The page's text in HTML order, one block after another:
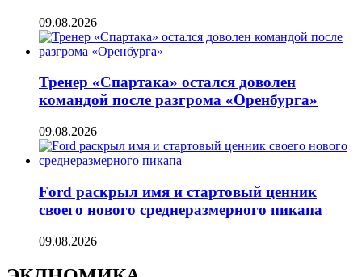
09.08.2026
Тренер «Спартака» остался доволен
командой после разгрома «Оренбурга»
09.08.2026
Ford раскрыл имя и стартовый ценник
своего нового среднеразмерного пикапа
09.08.2026